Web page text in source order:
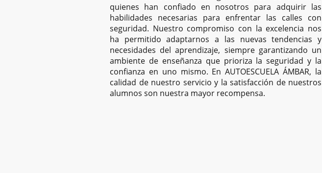
quienes han confiado en nosotros para adquirir las
habilidades necesarias para enfrentar las calles con
seguridad. Nuestro compromiso con la excelencia nos
ha permitido adaptarnos a las nuevas tendencias y
necesidades del aprendizaje, siempre garantizando un
ambiente de enseñanza que prioriza la seguridad y la
confianza en uno mismo. En AUTOESCUELA ÁMBAR, la
calidad de nuestro servicio y la satisfacción de nuestros
alumnos son nuestra mayor recompensa.